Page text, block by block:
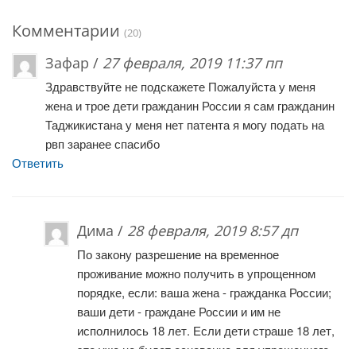
Комментарии (20)
Зафар / 27 февраля, 2019 11:37 пп
Здравствуйте не подскажете Пожалуйста у меня
жена и трое дети гражданин России я сам гражданин
Таджикистана у меня нет патента я могу подать на
рвп заранее спасибо
Ответить
Дима / 28 февраля, 2019 8:57 дп
По закону разрешение на временное
проживание можно получить в упрощенном
порядке, если: ваша жена - гражданка России;
ваши дети - граждане России и им не
исполнилось 18 лет. Если дети страше 18 лет,